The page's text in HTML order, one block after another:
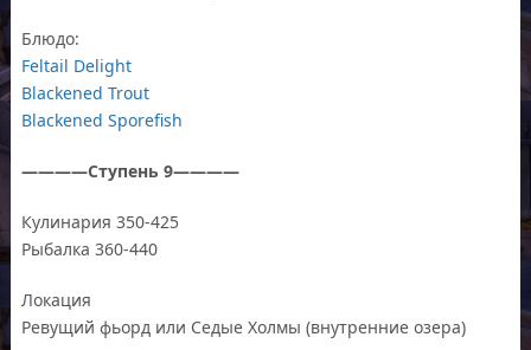
Блюдо:
Feltail Delight
Blackened Trout
Blackened Sporefish
————Ступень 9————
Кулинария 350-425
Рыбалка 360-440
Локация
Ревущий фьорд или Седые Холмы (внутренние озера)